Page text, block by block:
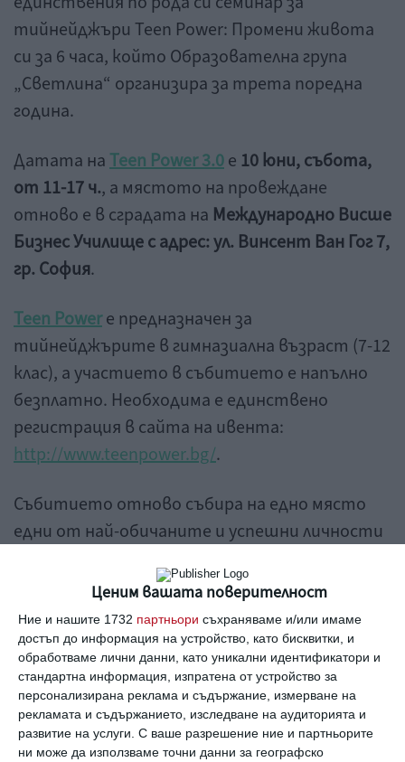
Ценим вашата поверителност
Ние и нашите 1732 партньори съхраняваме и/или имаме
достъп до информация на устройство, като бисквитки, и
обработваме лични данни, като уникални идентификатори и
стандартна информация, изпратена от устройство за
персонализирана реклама и съдържание, измерване на
рекламата и съдържанието, изследване на аудиторията и
развитие на услуги. С ваше разрешение ние и партньорите
ни може да използваме точни данни за географско
тийнейджъри Teen Power: Промени живота
си за 6 часа, който Образователна група
„Светлина“ организира за трета поредна
година.
Датата наTeenPower3.0е 10 юни, събота,
от 11-17 ч., а мястото на провеждане
отново е в сградата на Международно Висше
Бизнес Училище с адрес: ул. Винсент Ван Гог 7,
гр. София.
TeenPowerе предназначен за
тийнейджърите в гимназиална възраст (7-12
клас), а участието в събитието е напълно
безплатно. Необходима е единствено
регистрация в сайта на ивента:
http://www.teenpower.bg/.
Събитието отново събира на едно място
едни от най-обичаните и успешни личности
Карагьозов- композитор, диригент и
музикален продуцент, базиран в Лондон, с над
100 проекта зад името си в сверите на
музиката, телевизията, образованието и
мениджмънта;Татяна Иванова- момичето
от Добрич, което е все по-близо до своята
мечта да стане първата жена космонавт на